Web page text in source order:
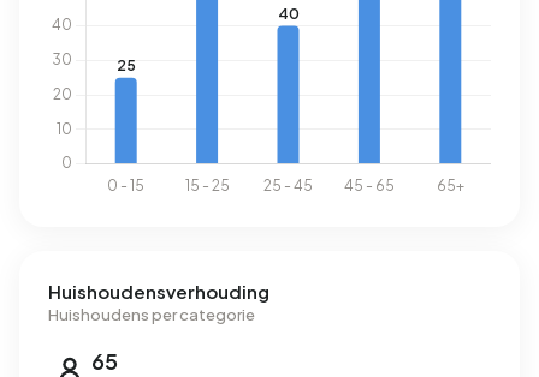
Huishoudensverhouding
Huishoudens per categorie
65